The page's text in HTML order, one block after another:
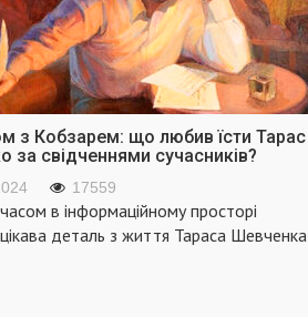
з Кобзарем: що любив їсти Тарас
за свідченнями сучасників?
17559
в інформаційному просторі
цікава деталь з життя Тараса Шевченка